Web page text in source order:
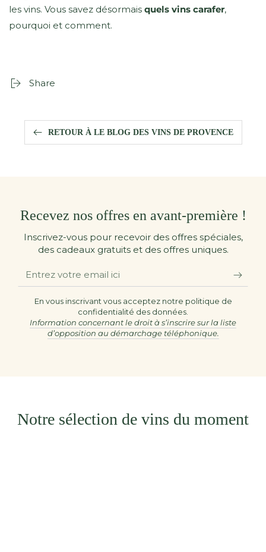
les vins. Vous savez désormais quels vins carafer,
pourquoi et comment.
Share
RETOUR À LE BLOG DES VINS DE PROVENCE
Recevez nos offres en avant-première !
Inscrivez-vous pour recevoir des offres spéciales,
des cadeaux gratuits et des offres uniques.
Entrez
votre
emailEn vous inscrivant vous acceptez notre politique de
confidentialité des données.
Information concernant le droit à s’inscrire sur la liste
d’opposition au démarchage téléphonique.
Notre sélection de vins du moment